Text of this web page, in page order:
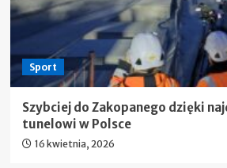
Sport
Szybciej do Zakopanego dzięki
tunelowi w Polsce
16 kwietnia, 2026